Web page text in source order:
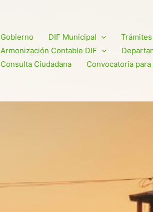
Gobierno DIF Municipal
Armonización Contable DIF
Consulta Ciudadana
Convocatoria